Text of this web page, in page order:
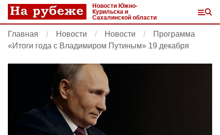
Новости Южно-
Курильска и
Сахалинской области
Главная Новости Новости
Программа
«Итоги года с Владимиром Путиным» 19 декабря